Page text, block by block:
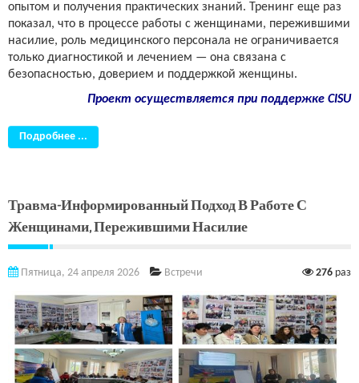
опытом и получения практических знаний. Тренинг еще раз
показал, что в процессе работы с женщинами, пережившими
насилие, роль медицинского персонала не ограничивается
только диагностикой и лечением — она связана с
безопасностью, доверием и поддержкой женщины.
Проект осуществляется при поддержке CISU
Подробнее ...
Травма-Информированный Подход В Работе С
Женщинами, Пережившими Насилие
Пятница, 24 апреля 2026 Встречи 276 раз